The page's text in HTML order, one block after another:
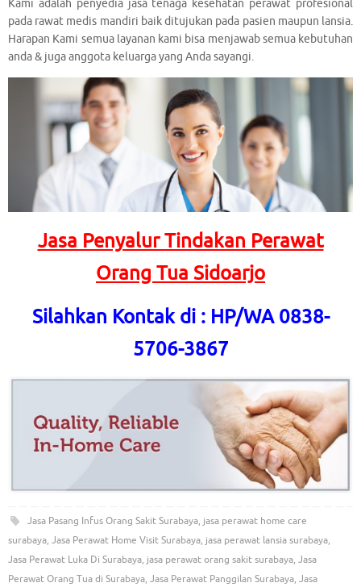
Kami adalah penyedia jasa tenaga kesehatan perawat profesional
pada rawat medis mandiri baik ditujukan pada pasien maupun lansia.
Harapan Kami semua layanan kami bisa menjawab semua kebutuhan
anda & juga anggota keluarga yang Anda sayangi.
Jasa Penyalur Tindakan Perawat
Orang Tua Sidoarjo
Silahkan Kontak di : HP/WA 0838-
5706-3867
Jasa Pasang Infus Orang Sakit Surabaya, jasa perawat home care
surabaya, Jasa Perawat Home Visit Surabaya, jasa perawat lansia surabaya,
Jasa Perawat Luka Di Surabaya, jasa perawat orang sakit surabaya, Jasa
Perawat Orang Tua di Surabaya, Jasa Perawat Panggilan Surabaya, Jasa